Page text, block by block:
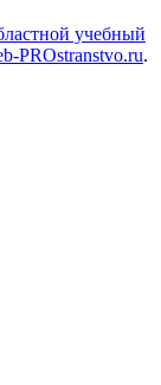
учебный
PROstranstvo.ru.